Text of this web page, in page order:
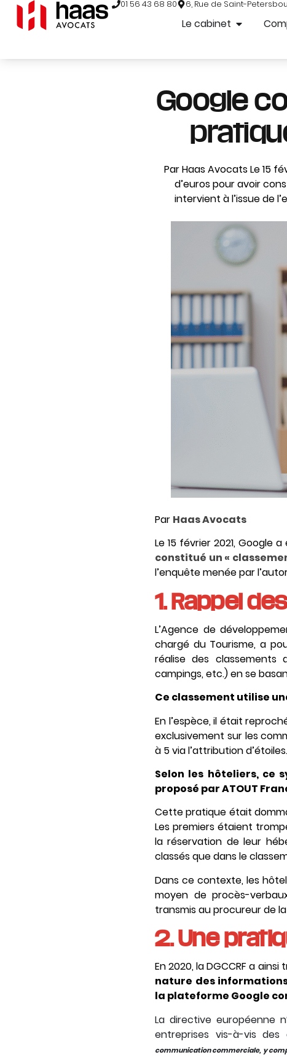
01 56 43 68 80 6, Rue de Saint-
Le cabinet
Google
Par Haas Avocats Le 15
d’euros pour avoir
intervient à l’issue de
Par Haas Avocats
Le 15 février 2021, Google
constitué un «
l’enquête menée par
1. Rappel
L’Agence de
chargé du Tourisme, a
réalise des classements
campings, etc.) en se
Ce classement utilise
En l’espèce, il était
exclusivement sur les
à 5 via l’attribution d’étoiles.
Selon les hôteliers, ce
proposé par ATOUT
Cette pratique était
Les premiers étaient
la réservation de leur
classés que dans le
Dans ce contexte, les
moyen de procès-
transmis au procureur de
2. Une
En 2020, la DGCCRF a
nature des
la plateforme Google
La directive européenne
entreprises vis-à-vis
communication commerciale, y